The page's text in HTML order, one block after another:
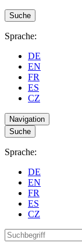
Suche
Sprache:
DE
EN
FR
ES
CZ
Navigation
Suche
Sprache:
DE
EN
FR
ES
CZ